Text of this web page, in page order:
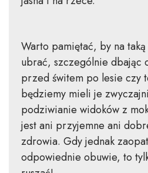
Warto pamiętać, by na
ubrać, szczególnie dbając
przed świtem po lesie czy
będziemy mieli je
podziwianie widoków z
jest ani przyjemne ani
zdrowia. Gdy jednak
odpowiednie obuwie, to